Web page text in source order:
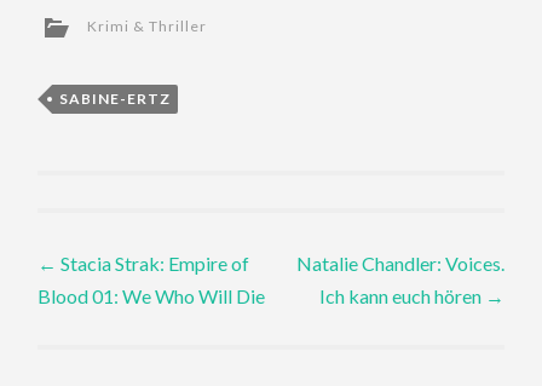
Krimi & Thriller
SABINE-ERTZ
Post
← Stacia Strak: Empire of
Blood 01: We Who Will Die
Natalie Chandler: Voices.
Ich kann euch hören →